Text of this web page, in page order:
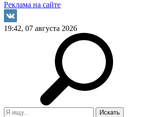
Реклама на сайте
19:42, 07 августа 2026